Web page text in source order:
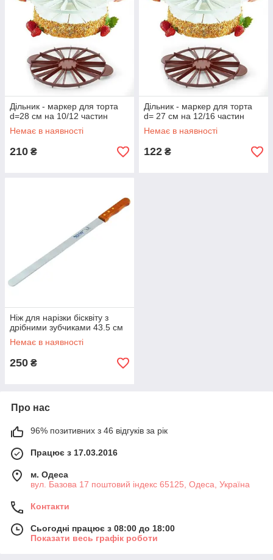
Дільник - маркер для торта
d=28 см на 10/12 частин
Немає в наявності
210 ₴
Дільник - маркер для торта
d= 27 см на 12/16 частин
Немає в наявності
122 ₴
Ніж для нарізки бісквіту з
дрібними зубчиками 43.5 см
Немає в наявності
250 ₴
Про нас
96% позитивних з 46 відгуків за рік
Працює з 17.03.2016
м. Одеса
вул. Базова 17 поштовий індекс 65125, Одеса, Україна
Контакти
Сьогодні працює з 08:00 до 18:00
Показати весь графік роботи